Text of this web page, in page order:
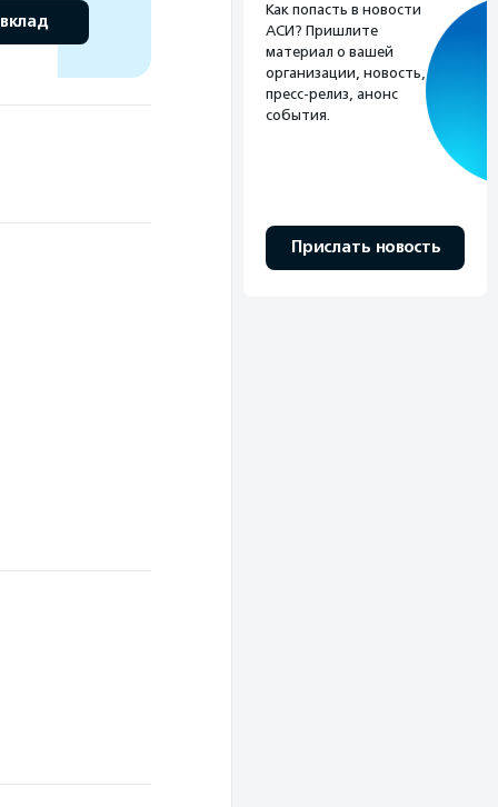
Как попасть в новости
АСИ? Пришлите
материал о вашей
организации, новость,
пресс-релиз, анонс
события.
Прислать новость